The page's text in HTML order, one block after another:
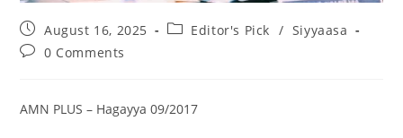
August 16, 2025 Editor's Pick / Siyyaasa
0 Comments
AMN PLUS – Hagayya 09/2017